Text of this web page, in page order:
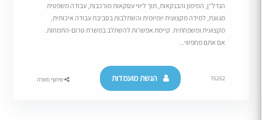
הנדל”ן, המימון והבנקאות, תוך ליווי עסקאות מורכבות, עבודה משפטית
מגוונת, למידה מקצועית יומיומית והשתלבות בסביבת עבודה איכותית,
מקצועית ומשפחתית. קיימת אפשרות להשתלב במשרת טרום-התמחות.
אם אתם מחפשי...
76262 הגשת מועמדות שיתוף משרה